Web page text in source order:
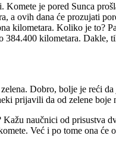
Komete je pored Sunca
a ovih dana će prozujati
kilometara. Koliko je to?
384.400 kilometara. Dakle,
Dobro, bolje je reći
prijavili da od zelene boje
Kažu naučnici od prisustva
Već i po tome ona će